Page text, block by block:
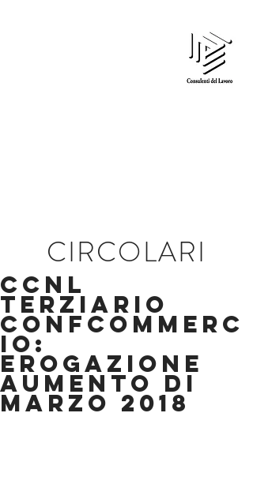
CIRCOLARI
CCNL
TERZIARIO
CONFCOMMERC
IO:
EROGAZIONE
AUMENTO DI
MARZO 2018